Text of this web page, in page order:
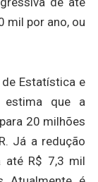
mil por ano, ou
Estatística e
estima que a
20 milhões
Já a redução
até R$ 7,3 mil